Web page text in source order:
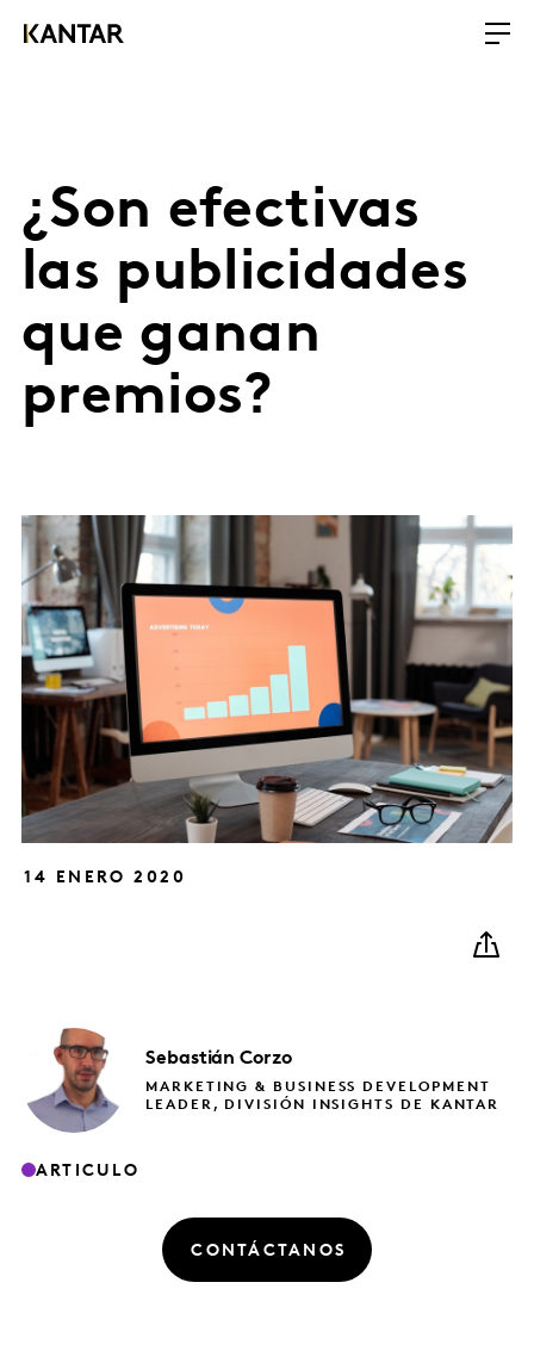
¿Son efectivas
las publicidades
que ganan
premios?
14 ENERO 2020
Sebastián Corzo
MARKETING & BUSINESS DEVELOPMENT
LEADER, DIVISIÓN INSIGHTS DE KANTAR
ARTICULO
CONTÁCTANOS